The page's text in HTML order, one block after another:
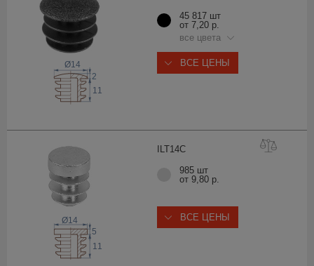
Ø14
11
2
45 817 шт
от 7,20 р.
все цвета
ВСЕ ЦЕНЫ
ILT14C
5
11
Ø14
985 шт
от 9,80 р.
ВСЕ ЦЕНЫ